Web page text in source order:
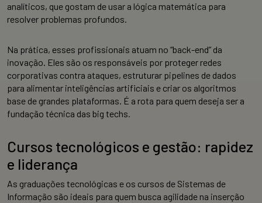
analíticos, que gostam de usar a lógica matemática para
resolver problemas profundos.
Na prática, esses profissionais atuam no “back-end” da
inovação. Eles são os responsáveis por proteger redes
corporativas contra ataques, estruturar pipelines de dados
para alimentar inteligências artificiais e criar os algoritmos
base de grandes plataformas. É a rota para quem deseja ser a
fundação técnica das big techs.
Cursos tecnológicos e gestão: rapidez
e liderança
As graduações tecnológicas e os cursos de Sistemas de
Informação são ideais para quem busca agilidade na inserção